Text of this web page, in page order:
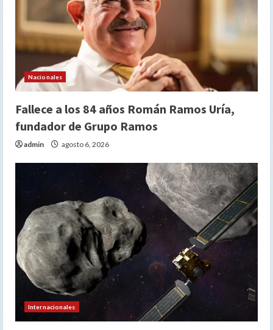
Nacionales
Fallece a los 84 años Román Ramos Uría,
fundador de Grupo Ramos
admin agosto 6, 2026
Internacionales